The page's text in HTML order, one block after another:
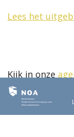
Lees het
Kijk in onze
komende